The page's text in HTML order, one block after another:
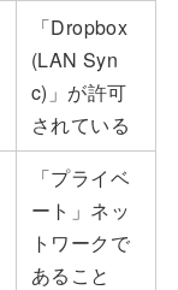
「Dropbox
(LAN Syn
c)」が許可
されている
「プライベ
ート」ネッ
トワークで
あること